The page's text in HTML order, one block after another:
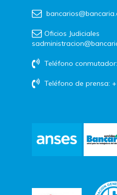
Oficios Judiciales
Teléfono
Teléfono de prensa: